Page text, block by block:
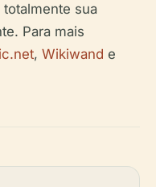
sua
Para mais
, Wikiwand e